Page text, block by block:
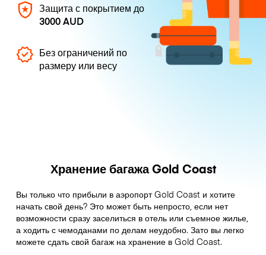
Защита с покрытием до
3000 AUD
Без ограничений по
размеру или весу
Хранение багажа Gold Coast
Вы только что прибыли в аэропорт Gold Coast и хотите
начать свой день? Это может быть непросто, если нет
возможности сразу заселиться в отель или съемное жилье,
а ходить с чемоданами по делам неудобно. Зато вы легко
можете сдать свой багаж на хранение в Gold Coast.